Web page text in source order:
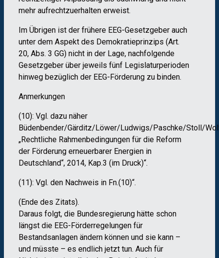
mehr aufrechtzuerhalten erweist.
Im Übrigen ist der frühere EEG-Gesetzgeber auch
unter dem Aspekt des Demokratieprinzips (Art.
20, Abs. 3 GG) nicht in der Lage, nachfolgende
Gesetzgeber über jeweils fünf Legislaturperioden
hinweg bezüglich der EEG-Förderung zu binden.
Anmerkungen
(10): Vgl. dazu näher
Büdenbender/Gärditz/Löwer/Ludwigs/Paschke/Stoll/
„Rechtliche Rahmenbedingungen für die Reform
der Förderung erneuerbarer Energien in
Deutschland“, 2014, Kap.3 (im Druck)“.
(11): Vgl. den Nachweis in Fn.(10)“.
(Ende des Zitats).
Daraus folgt, die Bundesregierung hätte schon
längst die EEG-Förderregelungen für
Bestandsanlagen ändern können und sie kann –
und müsste – es endlich jetzt tun. Auch für